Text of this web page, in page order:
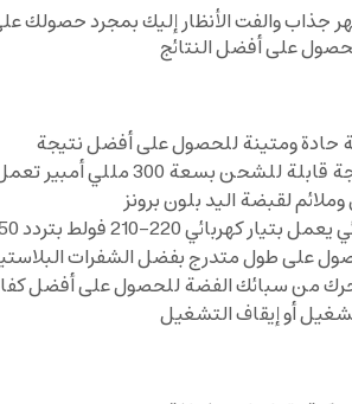
على أفضل النتائج
حادة ومتينة للحصول على أفضل نتيجة
بسعة 300 مللي أمبير تعمل لمدة 45 دقيقة
لقبضة اليد بلون برونز
كهربائي 220-210 فولط بتردد 50-60 هرتز
على طول متدرج بفضل الشفرات البلاستيكية
من سبائك الفضة للحصول على أفضل
أو إيقاف التشغيل